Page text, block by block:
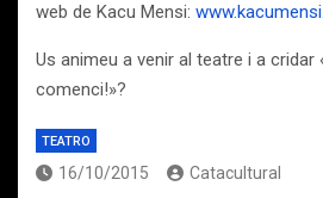
web de Kacu Mensi:
Us animeu a venir al teatre i a cridar
comenci!»?
TEATRO
16/10/2015 Catacultural